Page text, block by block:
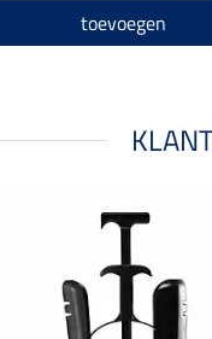
toevoegen